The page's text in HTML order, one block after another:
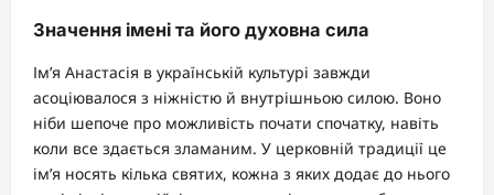
Значення імені та його духовна сила
Ім’я Анастасія в українській культурі завжди
асоціювалося з ніжністю й внутрішньою силою. Воно
ніби шепоче про можливість почати спочатку, навіть
коли все здається зламаним. У церковній традиції це
ім’я носять кілька святих, кожна з яких додає до нього